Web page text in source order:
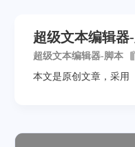
超级文本编辑器
超级文本编辑器-脚本
本文是原创文章，采用